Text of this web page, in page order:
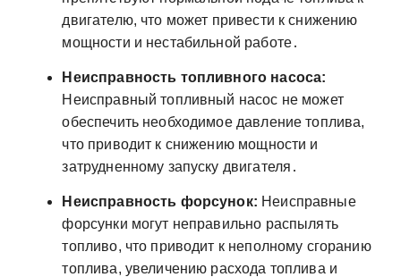
двигателю, что может привести к снижению
мощности и нестабильной работе․
Неисправность топливного насоса:
Неисправный топливный насос не может
обеспечить необходимое давление топлива,
что приводит к снижению мощности и
затрудненному запуску двигателя․
Неисправность форсунок: Неисправные
форсунки могут неправильно распылять
топливо, что приводит к неполному сгоранию
топлива, увеличению расхода топлива и